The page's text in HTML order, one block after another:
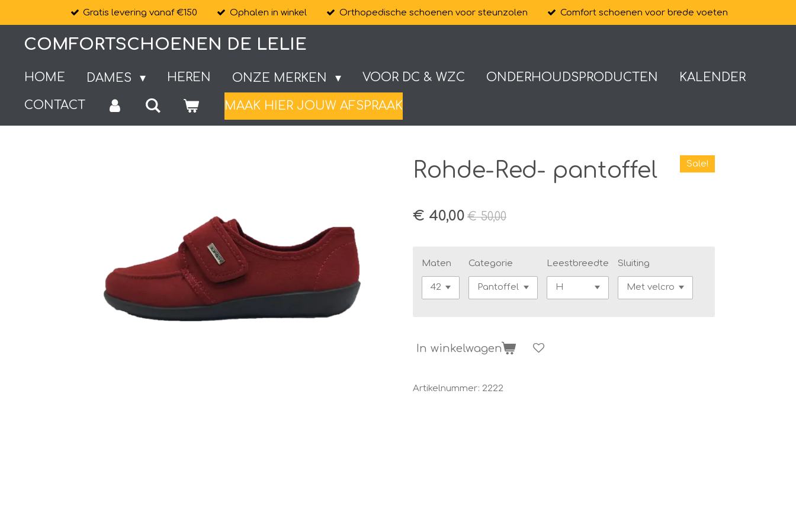
hoofdinhoud
Gratis levering vanaf €150 Ophalen in winkel Orthopedische schoenen voor steunzolen Comfort schoenen voor brede voeten
COMFORTSCHOENEN DE LELIE
HOME DAMES HEREN ONZE MERKEN VOOR DC & WZC ONDERHOUDSPRODUCTEN KALENDER
CONTACT MAAK HIER JOUW AFSPRAAK
Rohde-Red- pantoffel Sale!
€ 40,00 € 50,00
Maten Categorie Leestbreedte Sluiting
In winkelwagen
Artikelnummer: 2222